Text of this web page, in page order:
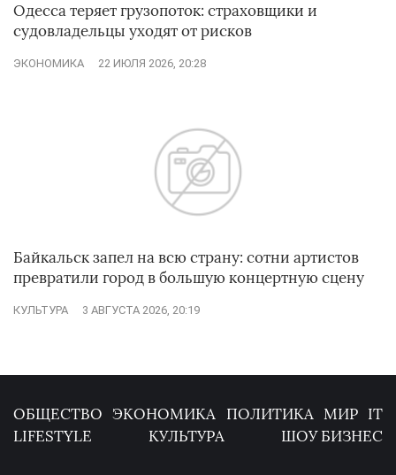
Одесса теряет грузопоток: страховщики и
судовладельцы уходят от рисков
ЭКОНОМИКА 22 ИЮЛЯ 2026, 20:28
Байкальск запел на всю страну: сотни артистов
превратили город в большую концертную сцену
КУЛЬТУРА 3 АВГУСТА 2026, 20:19
ОБЩЕСТВО ЭКОНОМИКА ПОЛИТИКА МИР IT
LIFESTYLE
КУЛЬТУРА ШОУ БИЗНЕС